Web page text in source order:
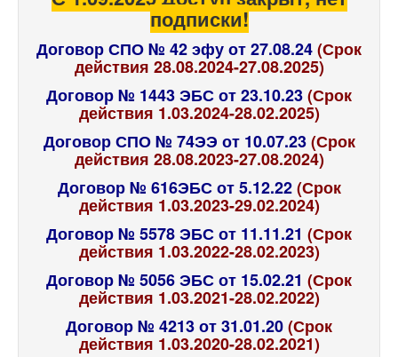
подписки!
Договор СПО № 42 эфу от 27.08.24(Срок
действия 28.08.2024-27.08.2025)
Договор № 1443 ЭБС от 23.10.23(Срок
действия 1.03.2024-28.02.2025)
Договор СПО № 74ЭЭ от 10.07.23(Срок
действия 28.08.2023-27.08.2024)
Договор № 616ЭБС от 5.12.22 (Срок
действия 1.03.2023-29.02.2024)
Договор № 5578 ЭБС от 11.11.21 (Срок
действия 1.03.2022-28.02.2023)
Договор № 5056 ЭБС от 15.02.21 (Срок
действия 1.03.2021-28.02.2022)
Договор № 4213 от 31.01.20(Срок
действия 1.03.2020-28.02.2021)